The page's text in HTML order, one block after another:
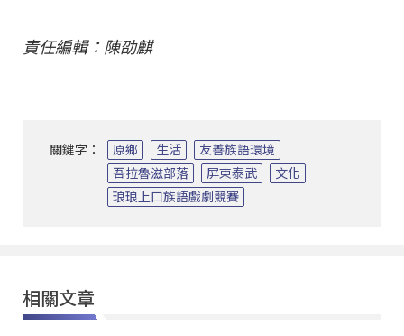
責任編輯：陳劭麒
關鍵字： 原鄉 生活
友善族語環境
吾拉魯滋部落
屏東泰武
文化
琅琅上口族語戲劇競賽
相關文章